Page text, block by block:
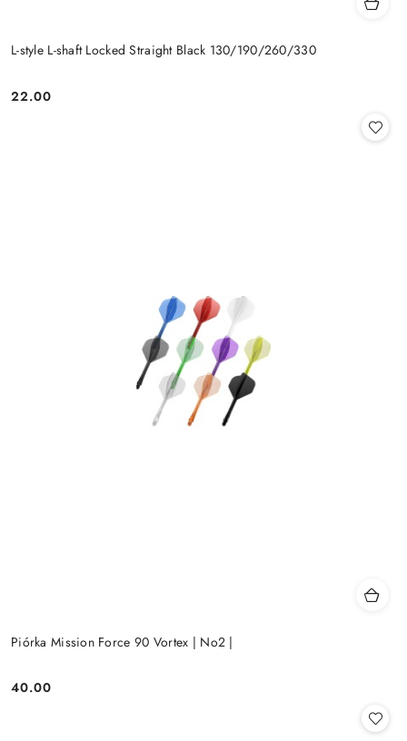
L-style L-shaft Locked Straight Black 130/190/260/330
Cena:
22.00
Piórka Mission Force 90 Vortex | No2 |
Cena:
40.00